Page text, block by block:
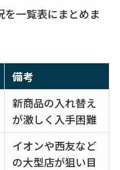
料金は？セール・
も調査
はどこで売っ
てる？ロフトやハン
ズで買える？楽天や
amazonなど通販の販
売店も調査
を一覧表にまとめま
備考
新商品の入れ替え
が激しく入手困難
イオンや西友など
の大型店が狙い目